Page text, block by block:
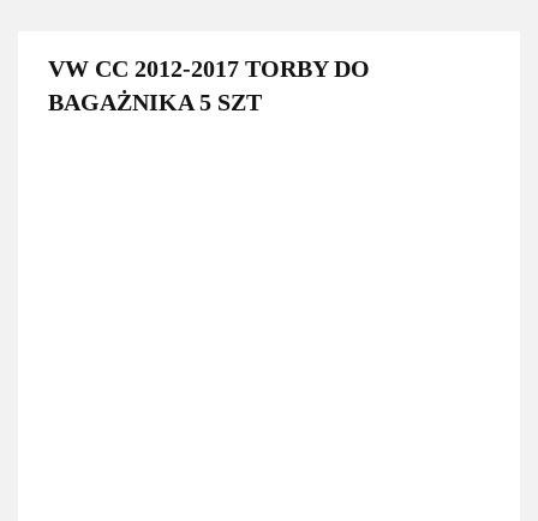
VW CC 2012-2017 TORBY DO
BAGAŻNIKA 5 SZT